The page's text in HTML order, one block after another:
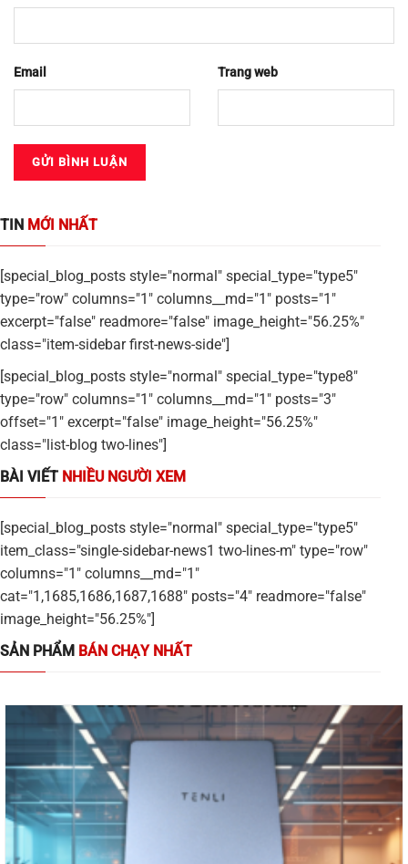
Email Trang web
TIN MỚI NHẤT
[special_blog_posts style="normal" special_type="type5"
type="row" columns="1" columns__md="1" posts="1"
excerpt="false" readmore="false" image_height="56.25%"
class="item-sidebar first-news-side"]
[special_blog_posts style="normal" special_type="type8"
type="row" columns="1" columns__md="1" posts="3"
offset="1" excerpt="false" image_height="56.25%"
class="list-blog two-lines"]
BÀI VIẾT NHIỀU NGƯỜI XEM
[special_blog_posts style="normal" special_type="type5"
item_class="single-sidebar-news1 two-lines-m" type="row"
columns="1" columns__md="1"
cat="1,1685,1686,1687,1688" posts="4" readmore="false"
image_height="56.25%"]
SẢN PHẨM BÁN CHẠY NHẤT